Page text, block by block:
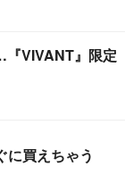
VIVANT』限定
に買えちゃう